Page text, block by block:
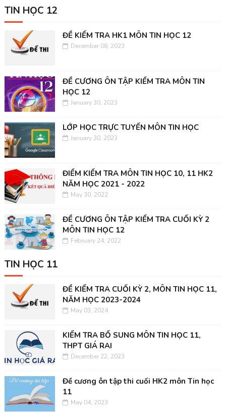
TIN HỌC 12
ĐỀ KIỂM TRA HK1 MÔN TIN HỌC 12
December 08, 2023
ĐỀ CƯƠNG ÔN TẬP KIỂM TRA MÔN TIN
HỌC 12
January 30, 2023
LỚP HỌC TRỰC TUYẾN MÔN TIN HỌC
January 30, 2023
ĐIỂM KIỂM TRA MÔN TIN HỌC 10, 11 HK2
NĂM HỌC 2021 - 2022
May 30, 2022
ĐỀ CƯƠNG ÔN TẬP KIỂM TRA CUỐI KỲ 2
MÔN TIN HỌC 12
February 24, 2022
TIN HỌC 11
ĐỀ KIỂM TRA CUỐI KỲ 2, MÔN TIN HỌC 11,
NĂM HỌC 2023-2024
May 03, 2024
KIỂM TRA BỔ SUNG MÔN TIN HỌC 11,
THPT GIÁ RAI
December 22, 2023
Đề cương ôn tập thi cuối HK2 môn Tin học
11
May 04, 2023